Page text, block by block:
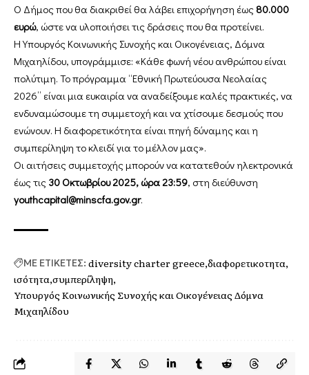
Ο Δήμος που θα διακριθεί θα λάβει επιχορήγηση έως 80.000
ευρώ, ώστε να υλοποιήσει τις δράσεις που θα προτείνει.
Η Υπουργός Κοινωνικής Συνοχής και Οικογένειας, Δόμνα
Μιχαηλίδου, υπογράμμισε: «Κάθε φωνή νέου ανθρώπου είναι
πολύτιμη. Το πρόγραμμα “Εθνική Πρωτεύουσα Νεολαίας
2026” είναι μια ευκαιρία να αναδείξουμε καλές πρακτικές, να
ενδυναμώσουμε τη συμμετοχή και να χτίσουμε δεσμούς που
ενώνουν. Η διαφορετικότητα είναι πηγή δύναμης και η
συμπερίληψη το κλειδί για το μέλλον μας».
Οι αιτήσεις συμμετοχής μπορούν να κατατεθούν ηλεκτρονικά
έως τις 30 Οκτωβρίου 2025, ώρα 23:59, στη διεύθυνση
youthcapital@minscfa.gov.gr.
ΜΕ ΕΤΙΚΕΤΕΣ: diversity charter greece διαφορετικοτητα
ισότητα συμπερίληψη
Υπουργός Κοινωνικής Συνοχής και Οικογένειας Δόμνα
Μιχαηλίδου